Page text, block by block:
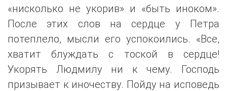
«нисколько не укорив» и «быть иноком».
После этих слов на сердце у Петра
потеплело, мысли его успокоились. «Все,
хватит блуждать с тоской в сердце!
Укорять Людмилу ни к чему. Господь
призывает к иночеству. Пойду на исповедь